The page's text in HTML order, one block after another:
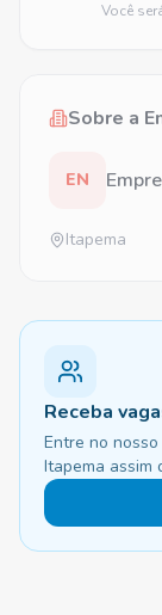
Você
Sobre a
EN
Itapema
Receba
Entre no
Itapema assim